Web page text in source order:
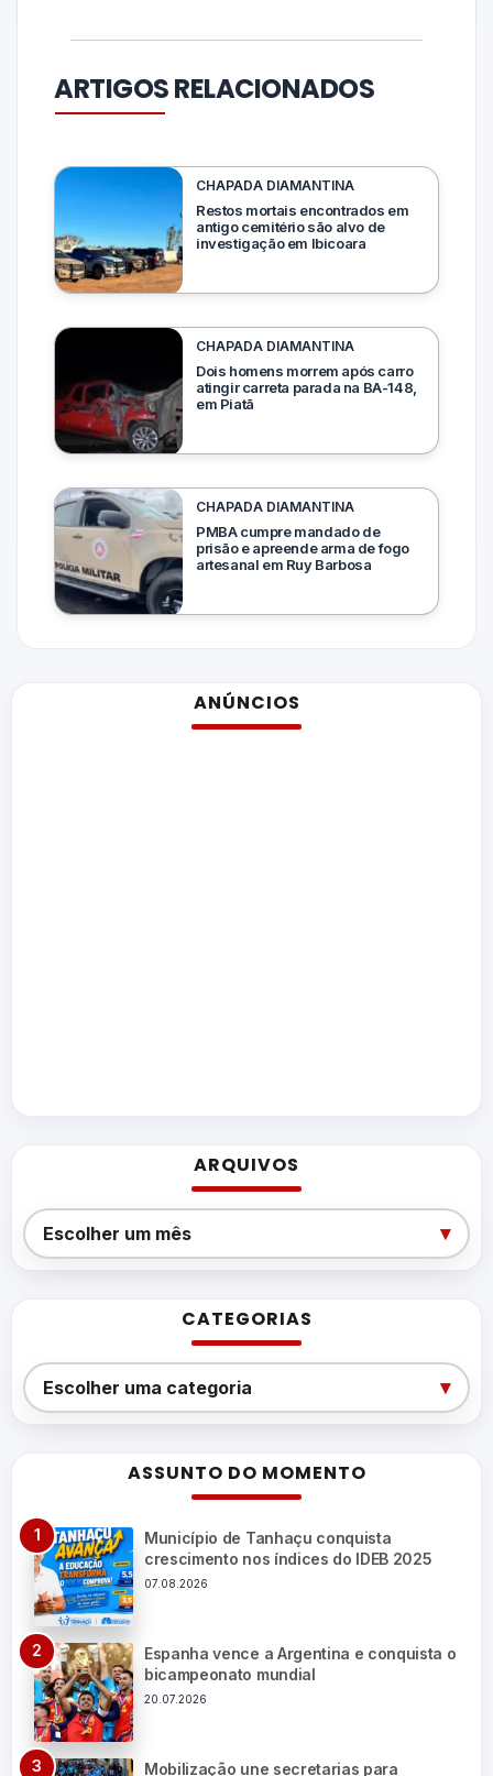
ARTIGOS RELACIONADOS
CHAPADA DIAMANTINA
Restos mortais encontrados em
antigo cemitério são alvo de
investigação em Ibicoara
CHAPADA DIAMANTINA
Dois homens morrem após carro
atingir carreta parada na BA-148,
em Piatã
CHAPADA DIAMANTINA
PMBA cumpre mandado de
prisão e apreende arma de fogo
artesanal em Ruy Barbosa
ANÚNCIOS
ARQUIVOS
Arquivos
Escolher um mês ▾
CATEGORIAS
Categorias
Escolher uma categoria ▾
ASSUNTO DO MOMENTO
Município de Tanhaçu conquista
crescimento nos índices do IDEB 2025
07.08.2026
Espanha vence a Argentina e conquista o
bicampeonato mundial
20.07.2026
Mobilização une secretarias para